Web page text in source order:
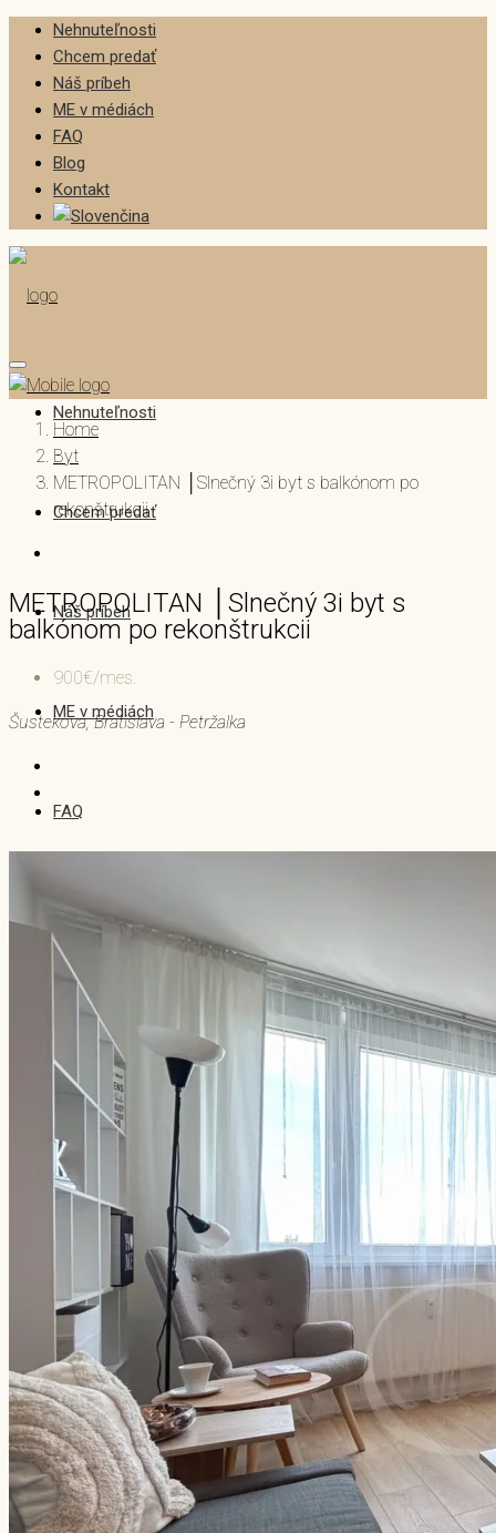
Nehnuteľnosti
Chcem predať
Náš príbeh
ME v médiách
FAQ
Blog
Kontakt
Nehnuteľnosti
Chcem predať
Náš príbeh
ME v médiách
FAQ
Blog
Kontakt
Home
Byt
METROPOLITAN │Slnečný 3i byt s balkónom po
rekonštrukcii
METROPOLITAN │Slnečný 3i byt s
balkónom po rekonštrukcii
900€/mes.
Šustekova, Bratislava - Petržalka